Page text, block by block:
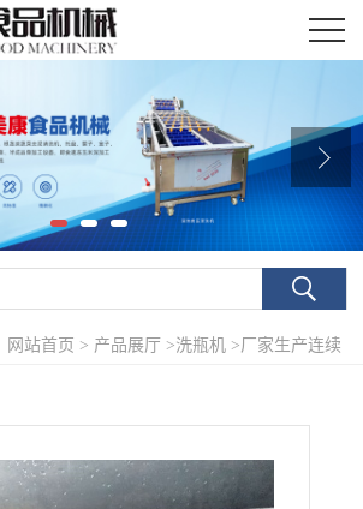
网站首页 > 产品展厅 >洗瓶机 >厂家生产连续